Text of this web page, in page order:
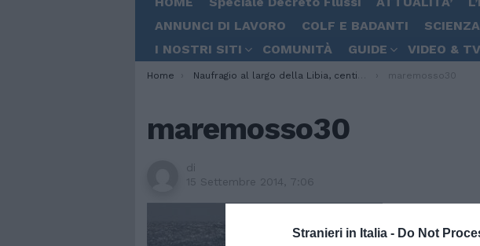
Stranieri in Italia - Do Not
ANNUNCI DI LAVORO
COLF E BADANTI SCIENZA
I NOSTRI SITI
COMUNITÀ GUIDE VIDEO & TV
You are here:
Home Naufragio al largo della Libia, centinaia di morti maremosso30
maremosso30
di
15 Settembre 2014, 7:06